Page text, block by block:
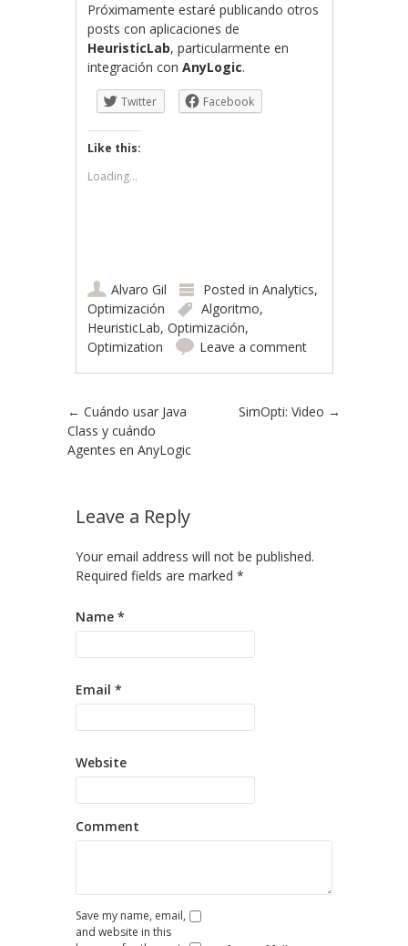
Próximamente estaré publicando otros
posts con aplicaciones de
HeuristicLab, particularmente en
integración conAnyLogic.
Twitter Facebook
Like this:
Loading...
Alvaro Gil Posted inAnalytics,
Optimización
Algoritmo,
HeuristicLab,Optimización,
Optimization
Leave a comment
Post navigation
← Cuándo usar Java
Class y cuándo
Agentes en AnyLogic
SimOpti: Video →
Leave a Reply
Your email address will not be published.
Required fields are marked *
Name *
Email *
Website
Comment
Save my name, email,
and website in this